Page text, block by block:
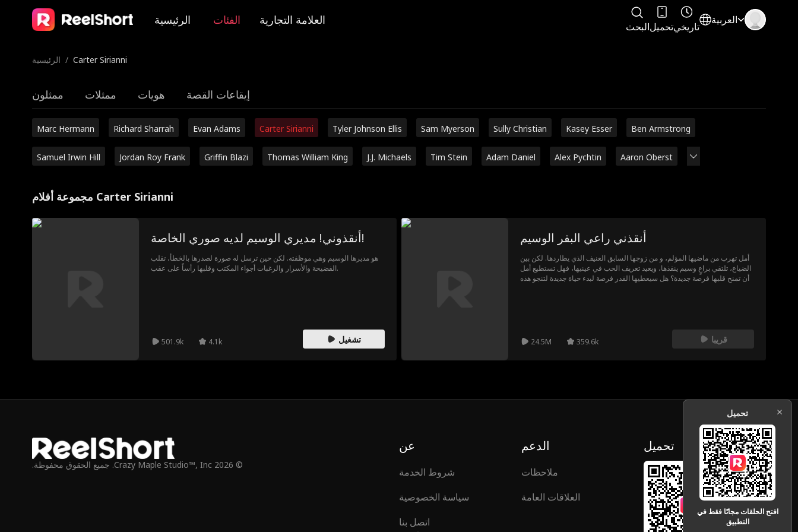
الرئيسية الفئات العلامة التجارية البحثتحميلتاريخي
العربية
الرئيسية / Carter Sirianni
ممثلون ممثلات هويات إيقاعات القصة
Marc Hermann Richard Sharrah Evan Adams Carter Sirianni Tyler Johnson Ellis Sam Myerson Sully Christian Kasey Esser Ben Armstrong
Samuel Irwin Hill Jordan Roy Frank Griffin Blazi Thomas William King J.J. Michaels Tim Stein Adam Daniel Alex Pychtin Aaron Oberst
مجموعة أفلام Carter Sirianni
أنقذوني! مديري الوسيم لديه صوري الخاصة!
هو مديرها الوسيم وهي موظفته. لكن حين ترسل له صورة لصدرها بالخطأ، تقلب
الفضيحة والأسرار والرغبات أجواء المكتب وقلبها رأساً على عقب.
501.9k 4.1k تشغيل
أنقذني راعي البقر الوسيم
أمل تهرب من ماضيها المؤلم، و من زوجها السابق العنيف الذي يطاردها. لكن بين
الضياع، تلتقي براعٍ وسيم ينقذها، ويعيد تعريف الحب في عينيها، فهل تستطيع أمل
أن تمنح قلبها فرصة جديدة؟ هل سيعطيها القدر فرصة لبدء حياة جديدة لتنجو هذه
24.5M 359.6k قريبا
© 2026 Crazy Maple Studio™, Inc. جميع الحقوق محفوظة.
عن
شروط الخدمة
سياسة الخصوصية
اتصل بنا
الدعم
ملاحظات
العلاقات العامة
تحميل
تحميل
افتح الحلقات مجانًا فقط في
التطبيق